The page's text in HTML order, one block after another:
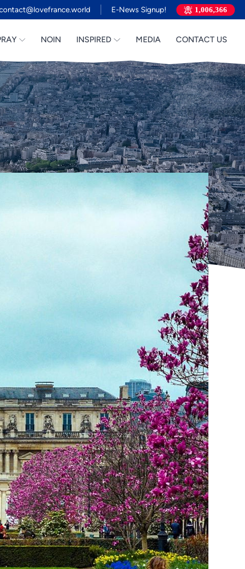
E-News Signup! 1,006,366
NOIN INSPIRED MEDIA CONTACT US